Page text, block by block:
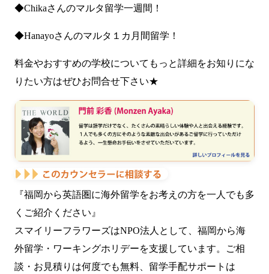
◆Chikaさんのマルタ留学一週間！
◆Hanayoさんのマルタ１カ月間留学！
料金やおすすめの学校についてもっと詳細をお知りにな
りたい方はぜひお問合せ下さい★
『福岡から英語圏に海外留学をお考えの方を一人でも多
くご紹介ください』
スマイリーフラワーズはNPO法人として、福岡から海
外留学・ワーキングホリデーを支援しています。ご相
談・お見積りは何度でも無料、留学手配サポートは